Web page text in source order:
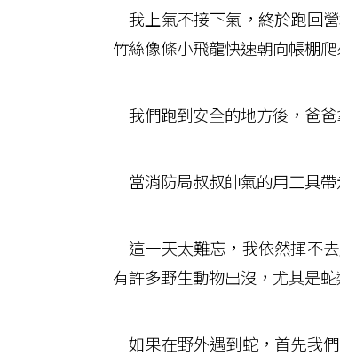
我上氣不接下氣，終於跑回
竹絲像條小飛龍快速朝向帳棚
我們跑到安全的地方後，爸
當消防局叔叔帥氣的用工具
這一天太難忘，我依然揮不
有許多野生動物出沒，尤其是蛇
如果在野外遇到蛇，首先我